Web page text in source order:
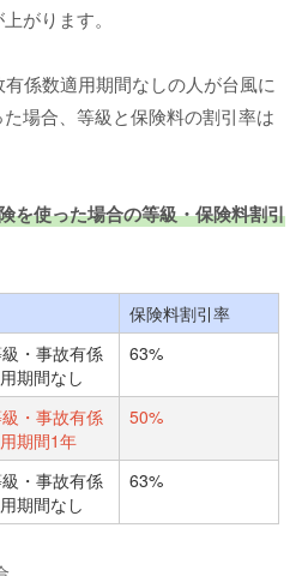
がります。
係数適用期間なしの人が台風に
場合、等級と保険料の割引率は
を使った場合の等級・保険料割引
保険料割引率
・事故有係
期間なし
63%
・事故有係
期間1年
50%
・事故有係
期間なし
63%